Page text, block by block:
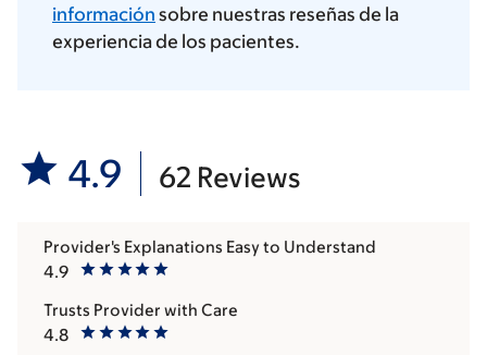
información sobre nuestras reseñas de la
experiencia de los pacientes.
4.9 62 Reviews
4.9
Provider's Explanations Easy to Understand
4.8
Trusts Provider with Care